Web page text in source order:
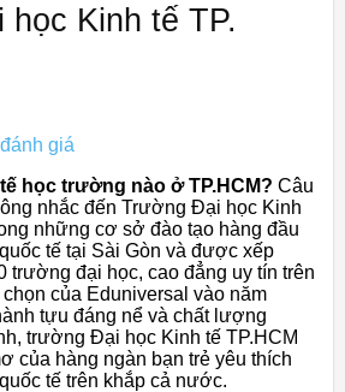
Kinh tế TP.
giá
học trường nào ở TP.HCM? Câu
nhắc đến Trường Đại học Kinh
những cơ sở đào tạo hàng đầu
tế tại Sài Gòn và được xếp
trường đại học, cao đẳng uy tín trên
của Eduniversal vào năm
tựu đáng nể và chất lượng
trường Đại học Kinh tế TP.HCM
của hàng ngàn bạn trẻ yêu thích
tế trên khắp cả nước.